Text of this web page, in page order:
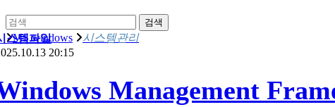
검색
MS windows 시스템관리
스템파일
20:15
Management